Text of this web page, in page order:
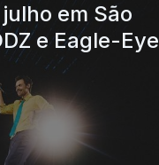
em São
e Eagle-Eye